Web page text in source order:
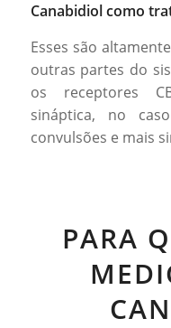
Canabidiol como
Esses são
outras partes do
os receptores
sináptica, no
convulsões e mais
PARA